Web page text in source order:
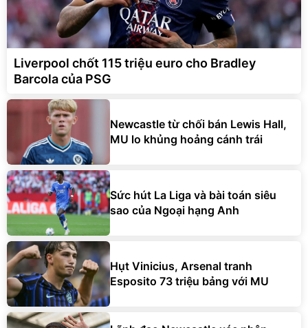
Liverpool chốt 115 triệu euro cho Bradley
Barcola của PSG
Newcastle từ chối bán Lewis Hall,
MU lo khủng hoảng cánh trái
Sức hút La Liga và bài toán siêu
sao của Ngoại hạng Anh
Hụt Vinicius, Arsenal tranh
Esposito 73 triệu bảng với MU